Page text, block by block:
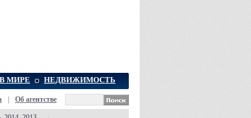
В МИРЕ НЕДВИЖИМОСТЬ
Об агентстве